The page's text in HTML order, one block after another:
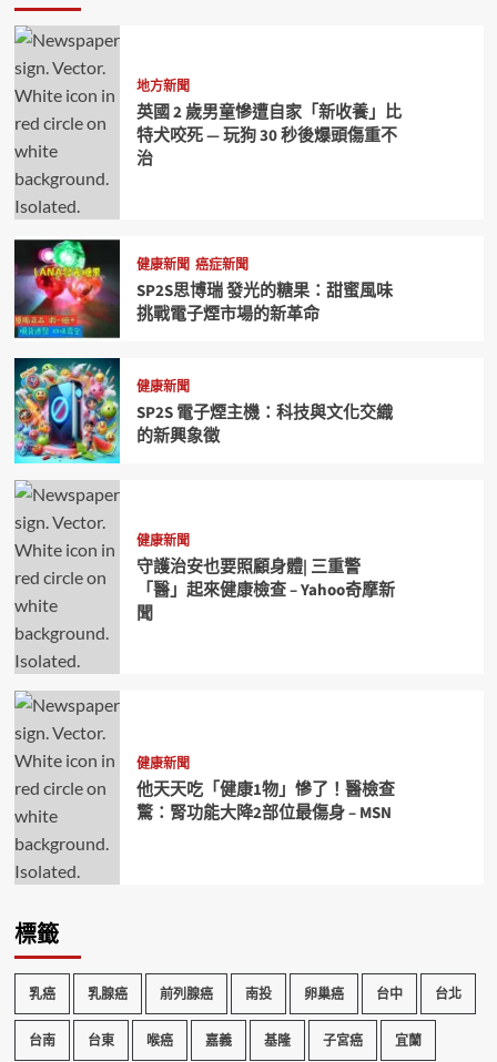
地方新聞
英國 2 歲男童慘遭自家「新收養」比
特犬咬死 — 玩狗 30 秒後爆頭傷重不
治
健康新聞 癌症新聞
SP2S思博瑞 發光的糖果：甜蜜風味
挑戰電子煙市場的新革命
健康新聞
SP2S 電子煙主機：科技與文化交織
的新興象徵
健康新聞
守護治安也要照顧身體| 三重警
「醫」起來健康檢查 – Yahoo奇摩新
聞
健康新聞
他天天吃「健康1物」慘了！醫檢查
驚：腎功能大降2部位最傷身 – MSN
標籤
乳癌 乳腺癌 前列腺癌 南投 卵巢癌 台中 台北
台南 台東 喉癌 嘉義 基隆 子宮癌 宜蘭